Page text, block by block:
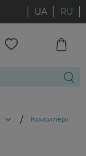
UA RU
/ Консилеры